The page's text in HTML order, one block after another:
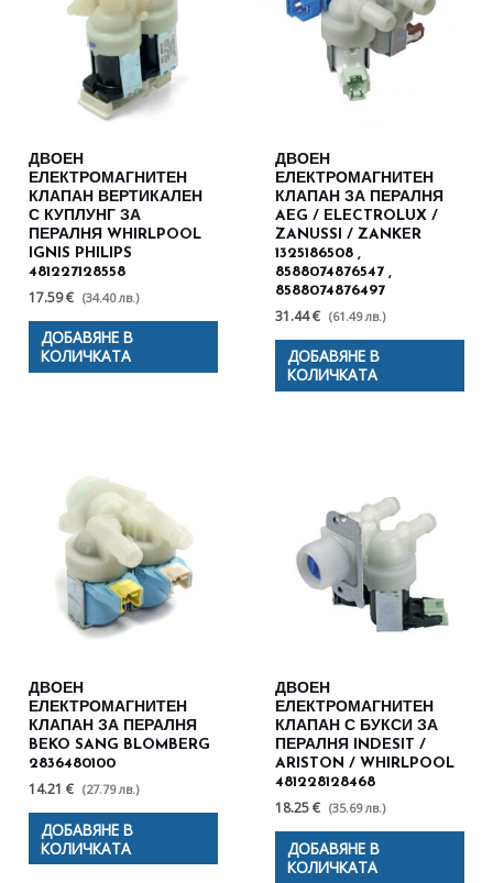
ДВОЕН
ЕЛЕКТРОМАГНИТЕН
КЛАПАН ВЕРТИКАЛЕН
С КУПЛУНГ ЗА
ПЕРАЛНЯ WHIRLPOOL
IGNIS PHILIPS
481227128558
17.59 € (34.40 лв.)
ДОБАВЯНЕ В
КОЛИЧКАТА
ДВОЕН
ЕЛЕКТРОМАГНИТЕН
КЛАПАН ЗА ПЕРАЛНЯ
AEG / ELECTROLUX /
ZANUSSI / ZANKER
1325186508 ,
8588074876547 ,
8588074876497
31.44 € (61.49 лв.)
ДОБАВЯНЕ В
КОЛИЧКАТА
ДВОЕН
ЕЛЕКТРОМАГНИТЕН
КЛАПАН ЗА ПЕРАЛНЯ
BEKO SANG BLOMBERG
2836480100
14.21 € (27.79 лв.)
ДОБАВЯНЕ В
КОЛИЧКАТА
ДВОЕН
ЕЛЕКТРОМАГНИТЕН
КЛАПАН С БУКСИ ЗА
ПЕРАЛНЯ INDESIT /
ARISTON / WHIRLPOOL
481228128468
18.25 € (35.69 лв.)
ДОБАВЯНЕ В
КОЛИЧКАТА